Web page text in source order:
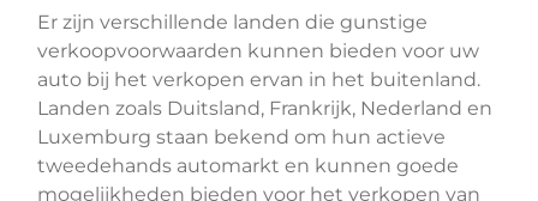
Er zijn verschillende landen die gunstige
verkoopvoorwaarden kunnen bieden voor uw
auto bij het verkopen ervan in het buitenland.
Landen zoals Duitsland, Frankrijk, Nederland en
Luxemburg staan bekend om hun actieve
tweedehands automarkt en kunnen goede
mogelijkheden bieden voor het verkopen van